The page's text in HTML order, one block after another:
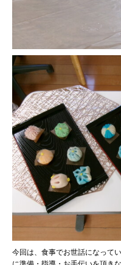
今回は、食事でお世話になって